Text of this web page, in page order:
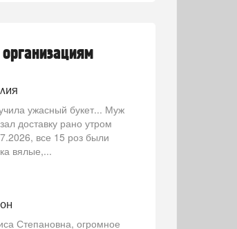
ужасный букет... Муж
доставку рано утром
все 15 роз были
вялые,...
Степановна, огромное